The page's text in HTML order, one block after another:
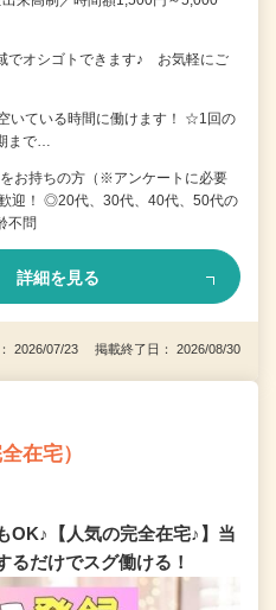
でオシゴトできます♪ お気軽にご
いている時間に働けます！ ☆1回の
まで…
お持ちの方（※アンケートに必要
迎！ ◎20代、30代、40代、50代の
不問
詳細を見る
2026/07/23 掲載終了日： 2026/08/30
在宅）
OK♪【人気の完全在宅♪】当
るだけでスグ働ける！